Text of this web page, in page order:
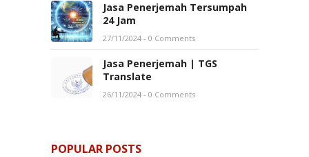
Jasa Penerjemah Tersumpah
24 Jam
27/11/2024 - 0 Comments
Jasa Penerjemah | TGS
Translate
26/11/2024 - 0 Comments
POPULAR POSTS